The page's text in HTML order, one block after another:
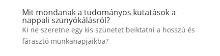
Mit mondanak a tudományos kutatások a
nappali szunyókálásról?
Ki ne szeretne egy kis szünetet beiktatni a hosszú és
fárasztó munkanapjaikba?